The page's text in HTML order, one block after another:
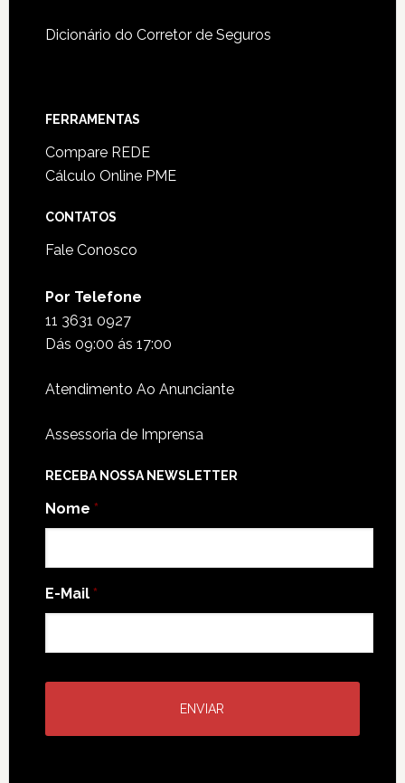
Dicionário do Corretor de Seguros
FERRAMENTAS
Compare REDE
Cálculo Online PME
CONTATOS
Fale Conosco
Por Telefone
11 3631 0927
Dás 09:00 ás 17:00
Atendimento Ao Anunciante
Assessoria de Imprensa
RECEBA NOSSA NEWSLETTER
Nome *
E-Mail *